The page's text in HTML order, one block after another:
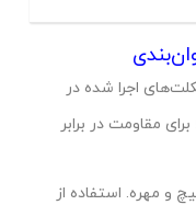
اجرا شده در
مقاومت در برابر
مهره. استفاده از